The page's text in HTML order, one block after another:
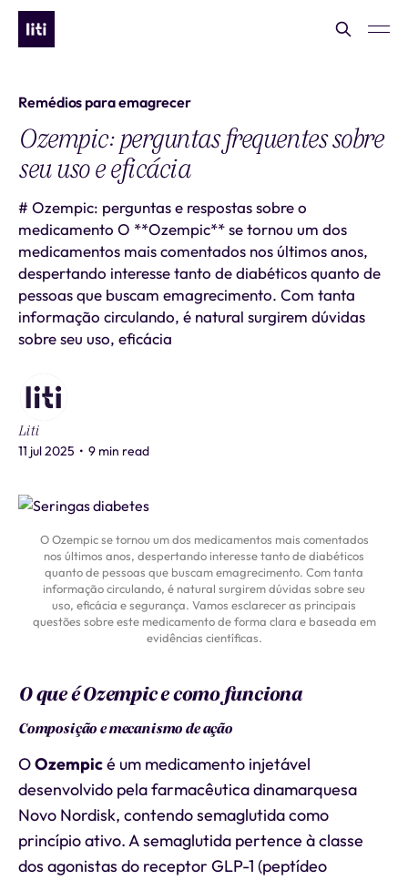
Remédios para emagrecer
Ozempic: perguntas frequentes sobre
seu uso e eficácia
# Ozempic: perguntas e respostas sobre o
medicamento O **Ozempic** se tornou um dos
medicamentos mais comentados nos últimos anos,
despertando interesse tanto de diabéticos quanto de
pessoas que buscam emagrecimento. Com tanta
informação circulando, é natural surgirem dúvidas
sobre seu uso, eficácia
Liti
11 jul 2025 • 9 min read
O Ozempic se tornou um dos medicamentos mais comentados
nos últimos anos, despertando interesse tanto de diabéticos
quanto de pessoas que buscam emagrecimento. Com tanta
informação circulando, é natural surgirem dúvidas sobre seu
uso, eficácia e segurança. Vamos esclarecer as principais
questões sobre este medicamento de forma clara e baseada em
evidências científicas.
O que é Ozempic e como funciona
Composição e mecanismo de ação
OOzempicé um medicamento injetável
desenvolvido pela farmacêutica dinamarquesa
Novo Nordisk, contendo semaglutida como
princípio ativo. A semaglutida pertence à classe
dos agonistas do receptor GLP-1 (peptídeo